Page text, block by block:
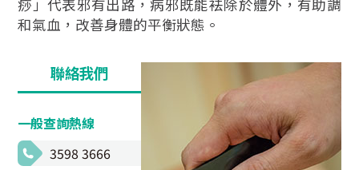
痧」代表邪有出路，病邪既能袪除於體外，有助調
和氣血，改善身體的平衡狀態。
聯絡我們
一般查詢熱線
3598 3666